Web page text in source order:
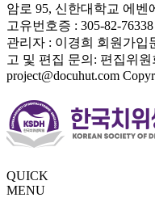
암로 95, 신한대학교 에벤
고유번호증 : 305-82-76338
관리자 : 이경희 회원가입
고 및 편집 문의: 편집위원
project@docuhut.com
QUICK
MENU